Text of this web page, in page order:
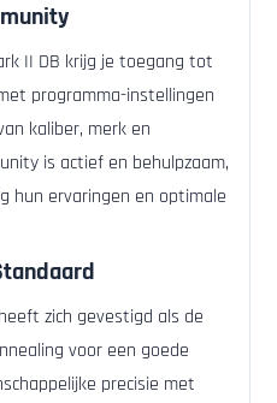
II DB krijg je toegang tot
programma-instellingen
kaliber, merk en
is actief en behulpzaam,
hun ervaringen en optimale
zich gevestigd als de
voor een goede
precisie met